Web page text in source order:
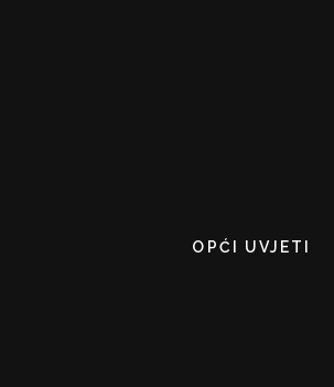
OPĆI UVJETI